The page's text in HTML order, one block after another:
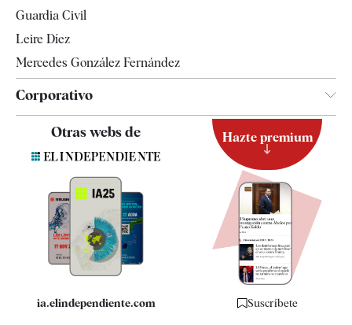
Guardia Civil
Leire Díez
Mercedes González Fernández
Corporativo
Contacto
Quiénes somos
Especificaciones
Otras webs de
ia.elindependiente.com
Hazte premium
Suscríbete